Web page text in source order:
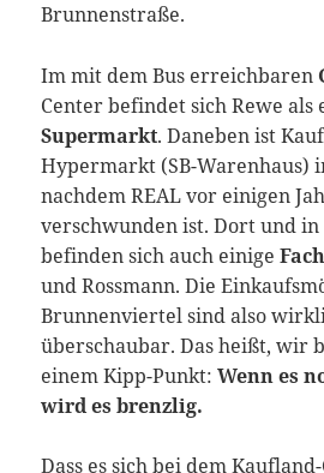
Brunnenstraße.
Im mit dem Bus erreichbaren
Center befindet sich Rewe als
Supermarkt. Daneben ist
Hypermarkt (SB-Warenhaus)
nachdem REAL vor einigen
verschwunden ist. Dort und
befinden sich auch einige
und Rossmann. Die
Brunnenviertel sind also
überschaubar. Das heißt, wir
einem Kipp-Punkt:Wenn es
wird es brenzlig.
Dass es sich bei dem